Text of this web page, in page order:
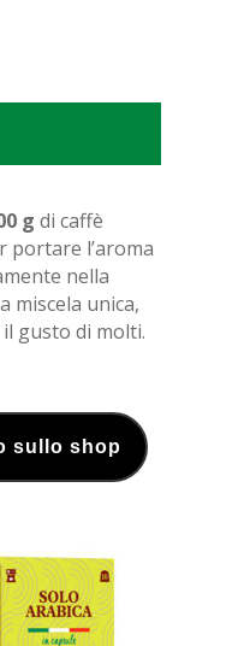
g di caffè
l’aroma
nella
miscela unica,
gusto di molti.
sullo shop